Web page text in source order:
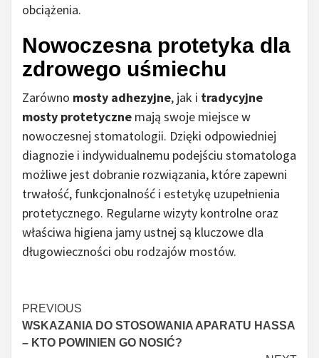
obciążenia.
Nowoczesna protetyka dla
zdrowego uśmiechu
Zarówno mosty adhezyjne, jak i tradycyjne
mosty protetyczne mają swoje miejsce w
nowoczesnej stomatologii. Dzięki odpowiedniej
diagnozie i indywidualnemu podejściu stomatologa
możliwe jest dobranie rozwiązania, które zapewni
trwałość, funkcjonalność i estetykę uzupełnienia
protetycznego. Regularne wizyty kontrolne oraz
właściwa higiena jamy ustnej są kluczowe dla
długowieczności obu rodzajów mostów.
Continue
Reading
PREVIOUS
WSKAZANIA DO STOSOWANIA APARATU HASSA
– KTO POWINIEN GO NOSIĆ?